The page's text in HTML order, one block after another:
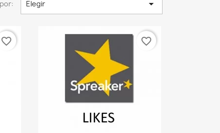
Elegir 
favorite_border favorite_border